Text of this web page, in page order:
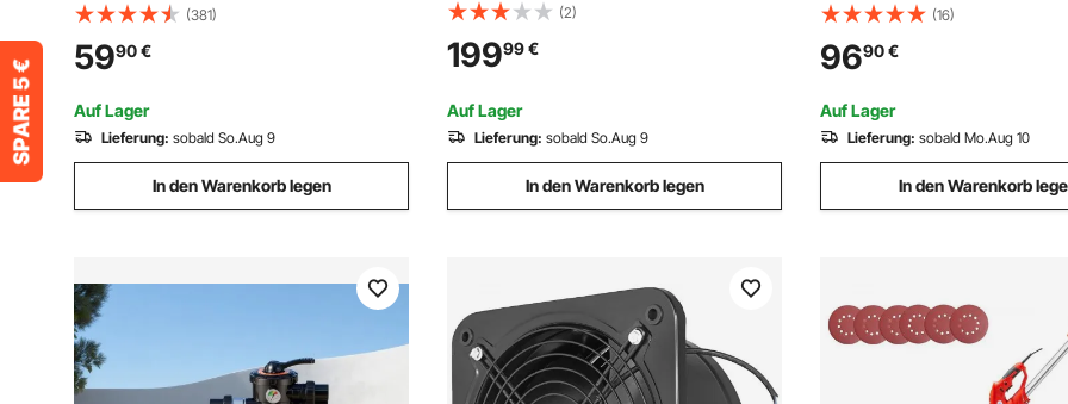
m / min Kupferschrott, 4 kg Mehrfach-
Abisolierzange, Schneidemaschine mit
Abisoliergeschwindigkeit für
Kabelbaumverarbeitung
(381)
5990€
Auf Lager
Lieferung: sobald So.Aug 9
In den Warenkorb legen
Schleifbändern, 200-5000 U/min
Verstellbarer Bandpolierer mit Dualmodi
& Max. 21 m/s Bandgeschwindigkeit für
Metallbearbeitung
(2)
19999€
Auf Lager
Lieferung: sobald So.Aug 9
In den Warenkorb legen
mm Bohrhammer, SDS-Plus
Leichtbausatz mit Akku &
Tragekoffer, 4 Funktionen,
5300 BPM
(16)
9690€
Auf Lager
Lieferung: sobald Mo.Aug 10
In den Warenkorb